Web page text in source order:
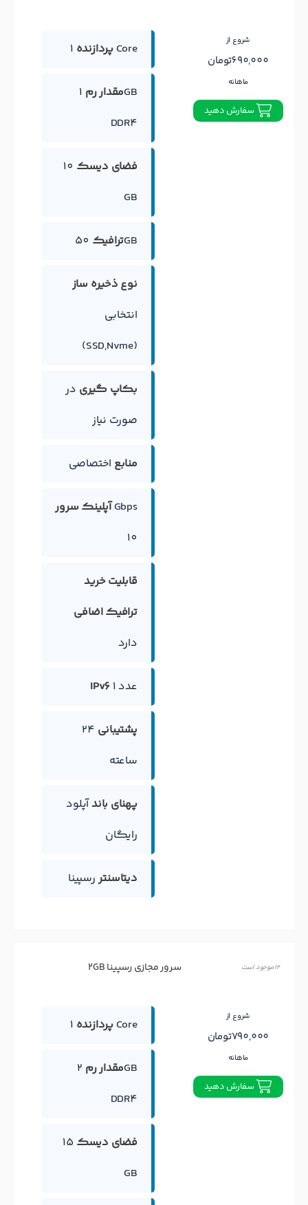
پردازنده1 Core
مقدار رم 1GB
DDR4
فضای دیسک 10
GB
ترافیک50GB
نوع ذخیره ساز
انتخابی
(SSD,Nvme)
بکاپ گیری در
صورت نیاز
منابع اختصاصی
آپلینک سرور Gbps
10
قابلیت خرید
ترافیک اضافی
دارد
IPv6 1 عدد
پشتیبانی 24
ساعته
پهنای باندآپلود
رایگان
دیتاسنتر رسپینا
شروع از
690,000تومان
ماهانه
سفارش دهید
سرور مجازی رسپینا 2GB 12 موجود است
پردازنده1 Core
مقدار رم 2GB
DDR4
فضای دیسک 15
GB
شروع از
790,000تومان
ماهانه
سفارش دهید